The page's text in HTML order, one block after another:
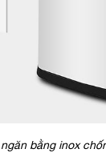
bằng inox